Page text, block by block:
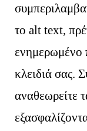
το alt text,
ενημερωμένο
κλειδιά σας.
αναθεωρείτε